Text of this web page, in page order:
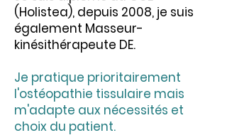
(Holistea), depuis 2008, je suis
également Masseur-
kinésithérapeute DE.
Je pratique prioritairement
l'ostéopathie tissulaire mais
m'adapte aux nécessités et
choix du patient.